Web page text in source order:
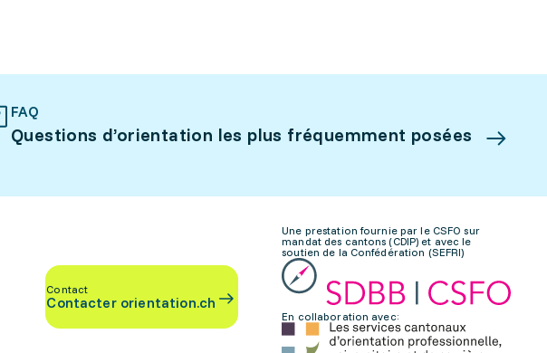
FAQ
Questions d’orientation les plus fréquemment posées
Contact
Contacter orientation.ch
Une prestation fournie par le CSFO sur
mandat des cantons (CDIP) et avec le
soutien de la Confédération (SEFRI)
En collaboration avec: